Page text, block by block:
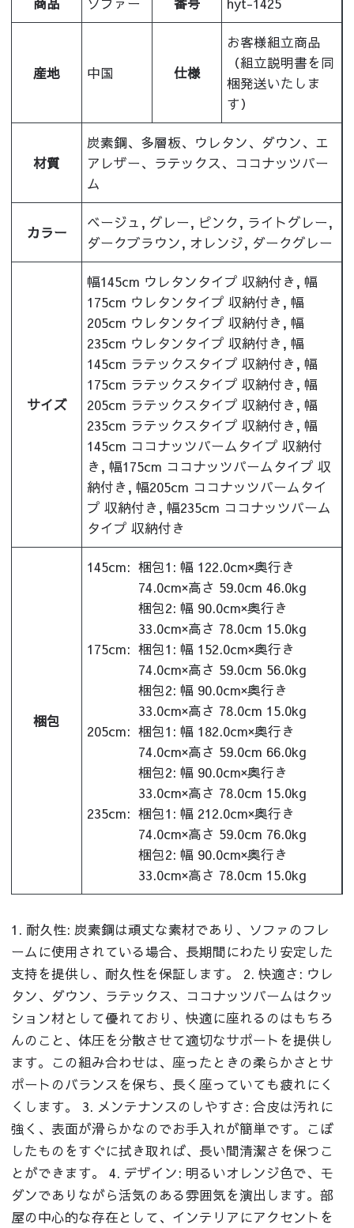
産地 中国 仕様
お客様組立商品
（組立説明書を同
梱発送いたしま
す）
材質
炭素鋼、多層板、ウレタン、ダウン、エ
アレザー、ラテックス、ココナッツパー
ム
カラー
ベージュ, グレー, ピンク, ライトグレー,
ダークブラウン, オレンジ, ダークグレー
サイズ
幅145cm ウレタンタイプ 収納付き, 幅
175cm ウレタンタイプ 収納付き, 幅
205cm ウレタンタイプ 収納付き, 幅
235cm ウレタンタイプ 収納付き, 幅
145cm ラテックスタイプ 収納付き, 幅
175cm ラテックスタイプ 収納付き, 幅
205cm ラテックスタイプ 収納付き, 幅
235cm ラテックスタイプ 収納付き, 幅
145cm ココナッツパームタイプ 収納付
き, 幅175cm ココナッツパームタイプ 収
納付き, 幅205cm ココナッツパームタイ
プ 収納付き, 幅235cm ココナッツパーム
タイプ 収納付き
梱包
145cm: 梱包1: 幅 122.0cm×奥行き
74.0cm×高さ 59.0cm 46.0kg
梱包2: 幅 90.0cm×奥行き
33.0cm×高さ 78.0cm 15.0kg
175cm: 梱包1: 幅 152.0cm×奥行き
74.0cm×高さ 59.0cm 56.0kg
梱包2: 幅 90.0cm×奥行き
33.0cm×高さ 78.0cm 15.0kg
205cm: 梱包1: 幅 182.0cm×奥行き
74.0cm×高さ 59.0cm 66.0kg
梱包2: 幅 90.0cm×奥行き
33.0cm×高さ 78.0cm 15.0kg
235cm: 梱包1: 幅 212.0cm×奥行き
74.0cm×高さ 59.0cm 76.0kg
梱包2: 幅 90.0cm×奥行き
33.0cm×高さ 78.0cm 15.0kg
1. 耐久性: 炭素鋼は頑丈な素材であり、ソファのフレ
ームに使用されている場合、長期間にわたり安定した
支持を提供し、耐久性を保証します。 2. 快適さ: ウレ
タン、ダウン、ラテックス、ココナッツパームはクッ
ション材として優れており、快適に座れるのはもちろ
んのこと、体圧を分散させて適切なサポートを提供し
ます。この組み合わせは、座ったときの柔らかさとサ
ポートのバランスを保ち、長く座っていても疲れにく
くします。 3. メンテナンスのしやすさ: 合皮は汚れに
強く、表面が滑らかなのでお手入れが簡単です。こぼ
したものをすぐに拭き取れば、長い間清潔さを保つこ
とができます。 4. デザイン: 明るいオレンジ色で、モ
ダンでありながら活気のある雰囲気を演出します。部
屋の中心的な存在として、インテリアにアクセントを